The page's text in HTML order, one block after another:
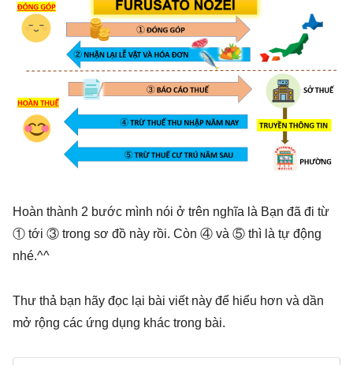
Hoàn thành 2 bước mình nói ở trên nghĩa là Bạn đã đi từ
① tới ③ trong sơ đồ này rồi. Còn ④ và ⑤ thì là tự động
nhé.^^
Thư thả bạn hãy đọc lại bài viết này để hiểu hơn và dần
mở rộng các ứng dụng khác trong bài.